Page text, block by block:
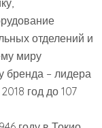
отделений и
миру
бренда – лидера
год до 107